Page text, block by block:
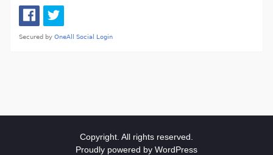
Copyright. All rights reserved.
Proudly powered by WordPress